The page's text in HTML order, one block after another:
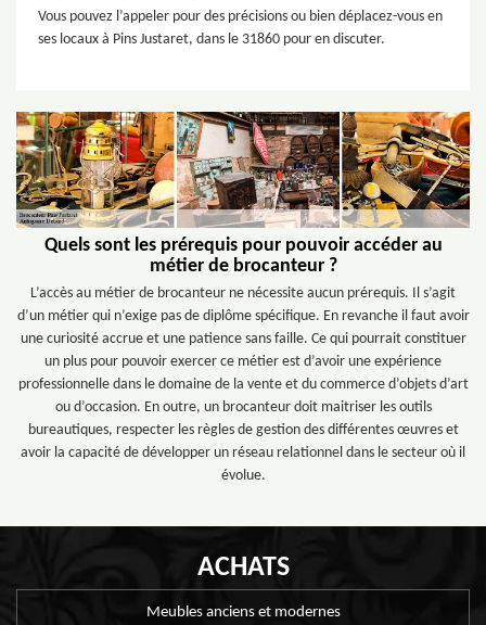
Vous pouvez l’appeler pour des précisions ou bien déplacez-vous en
ses locaux à Pins Justaret, dans le 31860 pour en discuter.
Quels sont les prérequis pour pouvoir accéder au
métier de brocanteur ?
L’accès au métier de brocanteur ne nécessite aucun prérequis. Il s’agit
d’un métier qui n’exige pas de diplôme spécifique. En revanche il faut avoir
une curiosité accrue et une patience sans faille. Ce qui pourrait constituer
un plus pour pouvoir exercer ce métier est d’avoir une expérience
professionnelle dans le domaine de la vente et du commerce d’objets d’art
ou d’occasion. En outre, un brocanteur doit maitriser les outils
bureautiques, respecter les règles de gestion des différentes œuvres et
avoir la capacité de développer un réseau relationnel dans le secteur où il
évolue.
ACHATS
Meubles anciens et modernes